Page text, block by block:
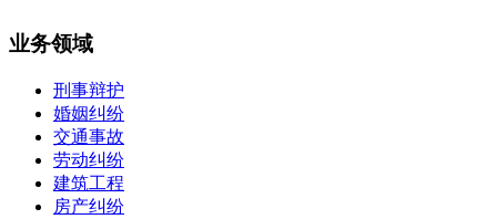
业务领域
刑事辩护
婚姻纠纷
交通事故
劳动纠纷
建筑工程
房产纠纷